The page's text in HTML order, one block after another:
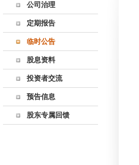
公司治理
公司治理简介
股东会
监事会
公司高管
公司章程
公司制度
定期报告
临时公告
股息资料
历年利润分配
股东回报规划
投资者交流
联系方式
董秘邮箱
预告信息
股东专属回馈